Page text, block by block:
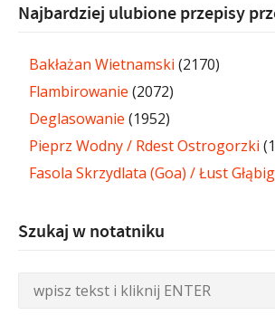
Najbardziej ulubione przepisy
Bakłażan Wietnamski (2170)
Flambirowanie (2072)
Deglasowanie (1952)
Pieprz Wodny / Rdest Ostrogorzki
Fasola Skrzydlata (Goa) / Łust
Szukaj w notatniku